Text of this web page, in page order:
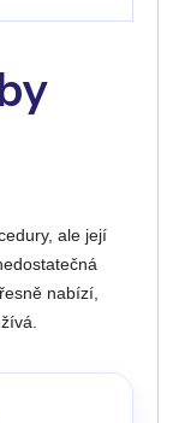
ale její
nabízí,